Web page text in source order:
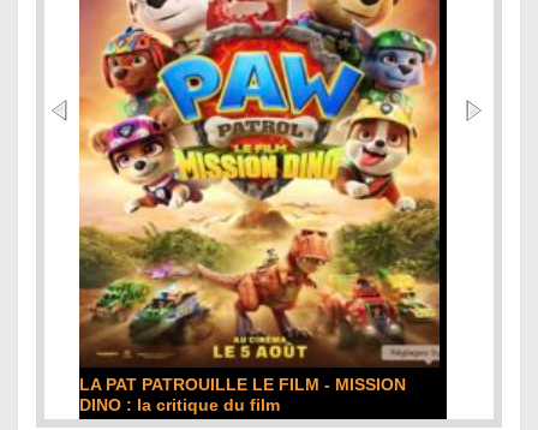
DE LA COMÉDIE-FRANÇAISE : la critique du
film